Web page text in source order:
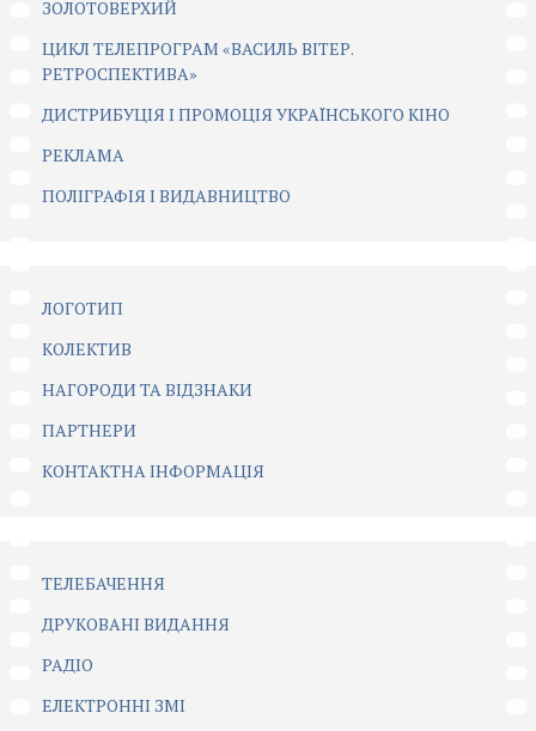
ЗОЛОТОВЕРХИЙ
ЦИКЛ ТЕЛЕПРОГРАМ «ВАСИЛЬ ВІТЕР.
РЕТРОСПЕКТИВА»
ДИСТРИБУЦІЯ І ПРОМОЦІЯ УКРАЇНСЬКОГО КІНО
РЕКЛАМА
ПОЛІГРАФІЯ І ВИДАВНИЦТВО
ЛОГОТИП
КОЛЕКТИВ
НАГОРОДИ ТА ВІДЗНАКИ
ПАРТНЕРИ
КОНТАКТНА ІНФОРМАЦІЯ
ТЕЛЕБАЧЕННЯ
ДРУКОВАНІ ВИДАННЯ
РАДІО
ЕЛЕКТРОННІ ЗМІ